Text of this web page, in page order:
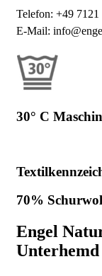
Telefon: +49 7121
E-Mail:
30° C
70%
Engel